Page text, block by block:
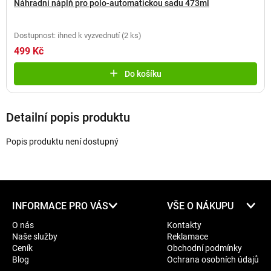
Náhradní náplň pro polo-automatickou sadu 473ml
Dostupnost: ihned k vyzvednutí (2 ks)
499 Kč
Do košíku
Detailní popis produktu
Popis produktu není dostupný
INFORMACE PRO VÁS
O nás
Naše služby
Ceník
Blog
VŠE O NÁKUPU
Kontakty
Reklamace
Obchodní podmínky
Ochrana osobních údajů